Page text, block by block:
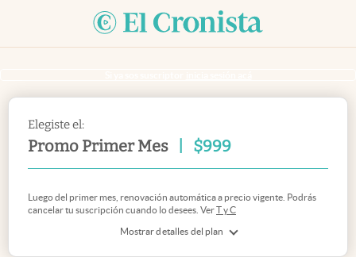
Elegiste el:
Promo Primer Mes $999
Mostrar detalles del plan
Luego del primer mes, renovación automática a precio vigente. Podrás
cancelar tu suscripción cuando lo desees. VerT y C